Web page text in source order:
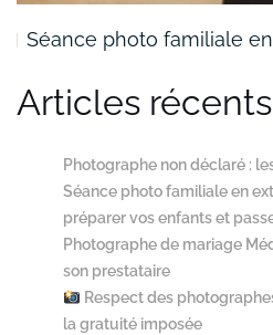
Séance photo familiale
Articles récents
Photographe non déclaré :
Séance photo familiale en
préparer vos enfants et
Photographe de mariage
son prestataire
Respect des
la gratuité imposée